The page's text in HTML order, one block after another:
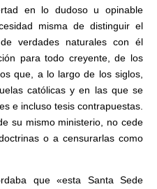
en lo dudoso u opinable
misma de distinguir el
verdades naturales con él
para todo creyente, de los
que, a lo largo de los siglos,
católicas y en las que se
e incluso tesis contrapuestas.
su mismo ministerio, no cede
o a censurarlas como
que «esta Santa Sede